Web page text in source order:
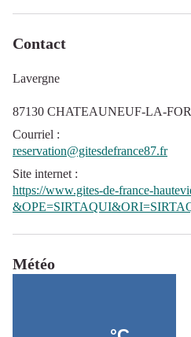
Contact
Lavergne
87130 CHATEAUNEUF-LA-
Courriel :
reservation@gitesdefrance87.fr
Site internet :
https://www.gites-de-france-
Météo